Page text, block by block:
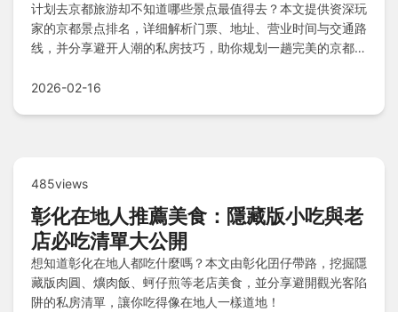
计划去京都旅游却不知道哪些景点最值得去？本文提供资深玩
家的京都景点排名，详细解析门票、地址、营业时间与交通路
线，并分享避开人潮的私房技巧，助你规划一趟完美的京都之
2026-02-16
485views
彰化在地人推薦美食：隱藏版小吃與老
店必吃清單大公開
想知道彰化在地人都吃什麼嗎？本文由彰化囝仔帶路，挖掘隱
藏版肉圓、爌肉飯、蚵仔煎等老店美食，並分享避開觀光客陷
阱的私房清單，讓你吃得像在地人一樣道地！